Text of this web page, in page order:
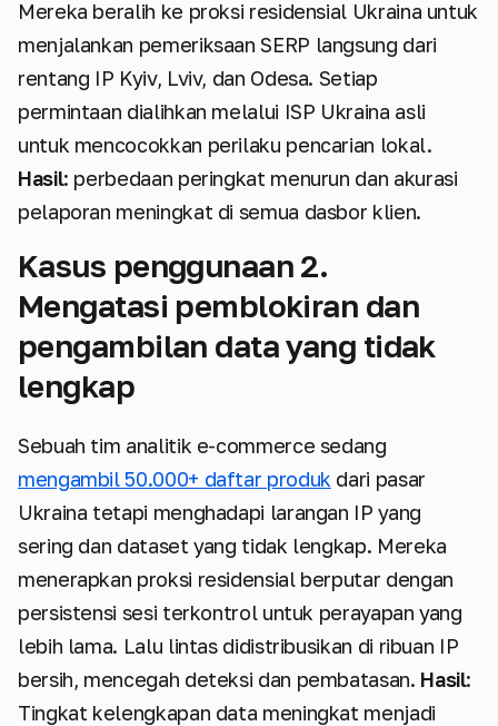
Mereka beralih ke proksi residensial Ukraina untuk
menjalankan pemeriksaan SERP langsung dari
rentang IP Kyiv, Lviv, dan Odesa. Setiap
permintaan dialihkan melalui ISP Ukraina asli
untuk mencocokkan perilaku pencarian lokal.
Hasil: perbedaan peringkat menurun dan akurasi
pelaporan meningkat di semua dasbor klien.
Kasus penggunaan 2.
Mengatasi pemblokiran dan
pengambilan data yang tidak
lengkap
Sebuah tim analitik e-commerce sedang
mengambil 50.000+ daftar produk dari pasar
Ukraina tetapi menghadapi larangan IP yang
sering dan dataset yang tidak lengkap. Mereka
menerapkan proksi residensial berputar dengan
persistensi sesi terkontrol untuk perayapan yang
lebih lama. Lalu lintas didistribusikan di ribuan IP
bersih, mencegah deteksi dan pembatasan. Hasil:
Tingkat kelengkapan data meningkat menjadi